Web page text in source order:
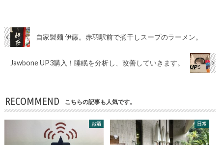
自家製麺 伊藤。赤羽駅前で煮干しスープのラーメン。
Jawbone UP3購入！睡眠を分析し、改善していきます。
RECOMMEND こちらの記事も人気です。
お酒 日常